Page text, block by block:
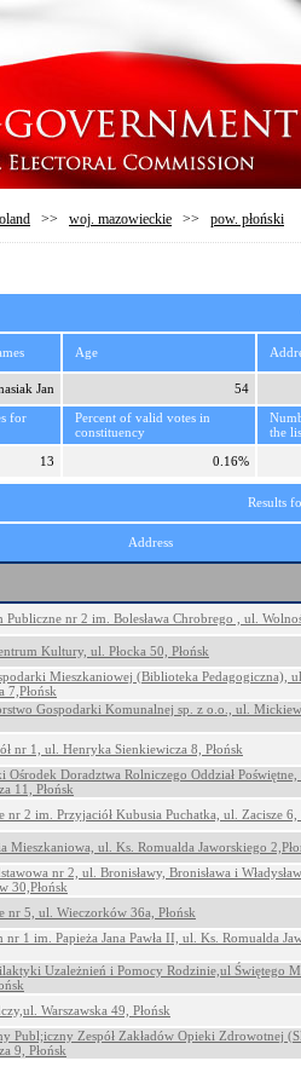
>> woj. mazowieckie >> pow. płoński
Age
Jan
54
for
Percent of valid votes in
constituency
the
13 0.16%
Results
Address
Publiczne nr 2 im. Bolesława Chrobrego , ul.
Kultury, ul. Płocka 50, Płońsk
Mieszkaniowej (Biblioteka Pedagogiczna), ul.
7,Płońsk
Gospodarki Komunalnej sp. z o.o., ul.
nr 1, ul. Henryka Sienkiewicza 8, Płońsk
Ośrodek Doradztwa Rolniczego Oddział
11, Płońsk
nr 2 im. Przyjaciół Kubusia Puchatka, ul. Zacisze 6,
Mieszkaniowa, ul. Ks. Romualda Jaworskiego
nr 2, ul. Bronisławy, Bronisława i
30,Płońsk
nr 5, ul. Wieczorków 36a, Płońsk
nr 1 im. Papieża Jana Pawła II, ul. Ks. Romualda
Uzależnień i Pomocy Rodzinie,ul Świętego
Warszawska 49, Płońsk
Publ;iczny Zespół Zakładów Opieki Zdrowotnej
9, Płońsk